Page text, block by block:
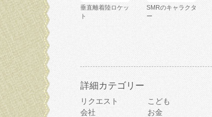
垂直離着陸ロケッ
ト
SMRのキャラクタ
ー
詳細カテゴリー
リクエスト こども
会社
お金